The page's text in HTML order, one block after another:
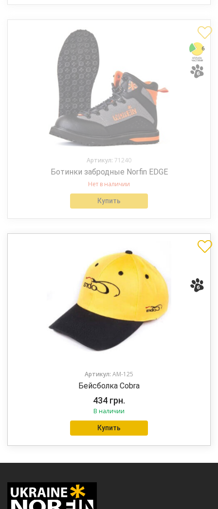
Артикул: 71240
Ботинки забродные Norfin EDGE
Нет в наличии
Купить
Артикул: AM-125
Бейсболка Cobra
434 грн.
В наличии
Купить